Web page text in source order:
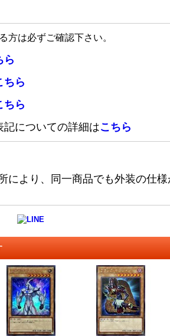
方は必ずご確認下さい。
ら
ちら
ちら
についての詳細はこちら
により、同一商品でも外装の仕